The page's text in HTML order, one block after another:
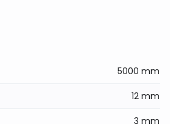
of als een
krachtige verlichting, terwijl
zorgt dat kleuren op een
zorgt voor een optimale
5000 mm
12 mm
3 mm